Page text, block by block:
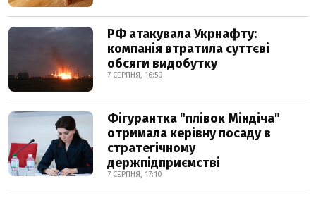
РФ атакувала Укрнафту:
компанія втратила суттєві
обсяги видобутку
7 СЕРПНЯ, 16:50
Фігурантка "плівок Міндіча"
отримала керівну посаду в
стратегічному
держпідприємстві
7 СЕРПНЯ, 17:10